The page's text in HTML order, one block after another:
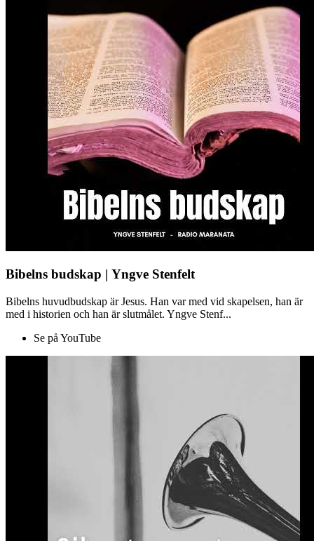
Bibelns budskap | Yngve Stenfelt
Bibelns huvudbudskap är Jesus. Han var med vid skapelsen, han är
med i historien och han är slutmålet. Yngve Stenf...
Se på YouTube